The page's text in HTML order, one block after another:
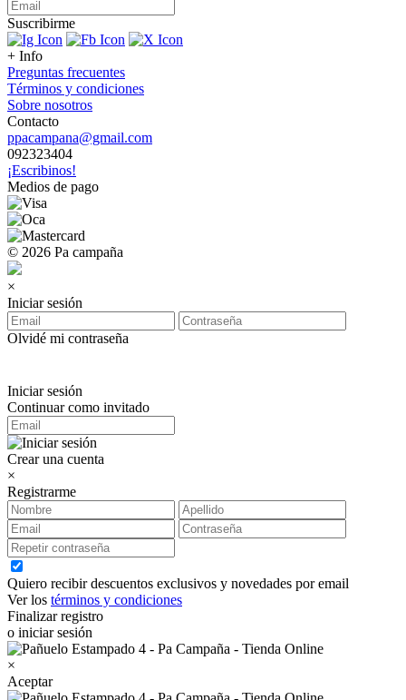
Suscribirme
+ Info
Preguntas frecuentes
Términos y condiciones
Sobre nosotros
Contacto
ppacampana@gmail.com
092323404
¡Escribinos!
Medios de pago
© 2026 Pa campaña
×
Iniciar sesión
Olvidé mi contraseña
Iniciar sesión
Continuar como invitado
Crear una cuenta
×
Registrarme
Quiero recibir descuentos exclusivos y novedades por email
Ver los términos y condiciones
Finalizar registro
o iniciar sesión
×
Aceptar